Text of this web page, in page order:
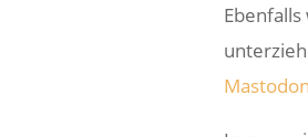
Mastodon